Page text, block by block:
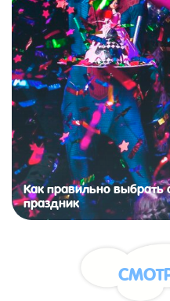
Как правильно
праздник